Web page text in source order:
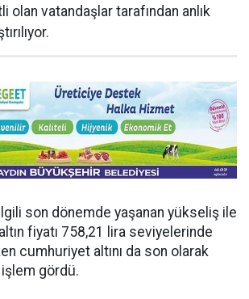
olan vatandaşlar tarafından anlık
son dönemde yaşanan yükseliş ile
fiyatı 758,21 lira seviyelerinde
cumhuriyet altını da son olarak
gördü.